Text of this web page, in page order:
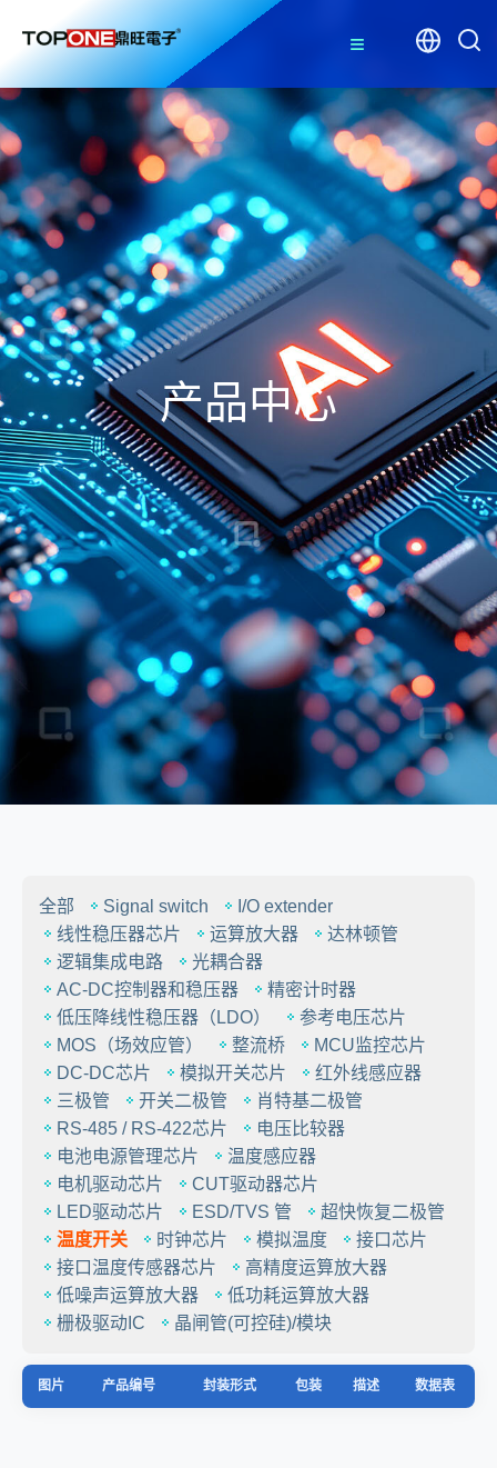
≡
产品中心
全部 Signal switch
I/O extender
线性稳压器芯片
运算放大器
达林顿管
逻辑集成电路
光耦合器
AC-DC控制器和稳压器
精密计时器
低压降线性稳压器（LDO）
参考电压芯片
MOS（场效应管）
整流桥
MCU监控芯片
DC-DC芯片
模拟开关芯片
红外线感应器
三极管
开关二极管
肖特基二极管
RS-485 / RS-422芯片
电压比较器
电池电源管理芯片
温度感应器
电机驱动芯片
CUT驱动器芯片
LED驱动芯片
ESD/TVS 管
超快恢复二极管
温度开关
时钟芯片 模拟温度
接口芯片
接口温度传感器芯片
高精度运算放大器
低噪声运算放大器
低功耗运算放大器
栅极驱动IC
晶闸管(可控硅)/模块
图片 产品编号 封装形式 包装 描述 数据表